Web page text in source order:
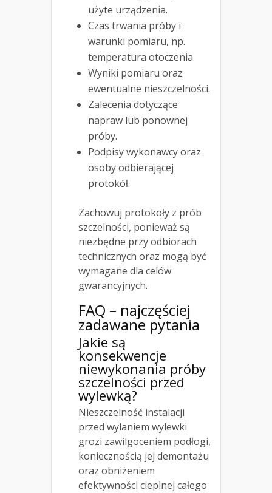
użyte urządzenia.
Czas trwania próby i
warunki pomiaru, np.
temperatura otoczenia.
Wyniki pomiaru oraz
ewentualne nieszczelności.
Zalecenia dotyczące
napraw lub ponownej
próby.
Podpisy wykonawcy oraz
osoby odbierającej
protokół.
Zachowuj protokoły z prób
szczelności, ponieważ są
niezbędne przy odbiorach
technicznych oraz mogą być
wymagane dla celów
gwarancyjnych.
FAQ – najczęściej
zadawane pytania
Jakie są
konsekwencje
niewykonania próby
szczelności przed
wylewką?
Nieszczelność instalacji
przed wylaniem wylewki
grozi zawilgoceniem podłogi,
koniecznością jej demontażu
oraz obniżeniem
efektywności cieplnej całego